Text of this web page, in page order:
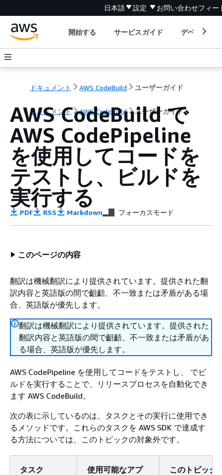
日本語 設定 お問い合わせフィー
開始する サービスガイド デベロッパ
ドキュメント AWS CodeBuild ユーザーガイド
ドキュメント AWS CodeBuild ユーザーガイド
AWS CodeBuild で
AWS CodePipeline
を使用してコードを
テストし、ビルドを
実行する
PDF RSS Markdown フォーカスモード
このページの内容
翻訳は機械翻訳により提供されています。提供された翻
訳内容と英語版の間で齟齬、不一致または矛盾がある場
合、英語版が優先します。
翻訳は機械翻訳により提供されています。提供された
翻訳内容と英語版の間で齟齬、不一致または矛盾があ
る場合、英語版が優先します。
AWS CodePipeline を使用してコードをテストし、 でビ
ルドを実行することで、リリースプロセスを自動化でき
ます AWS CodeBuild。
次の表に示しているのは、タスクとその実行に使用でき
るメソッドです。これらのタスクを AWS SDK で達成す
る方法については、このトピックの対象外です。
タスク
使用可能なアプ
このトピック